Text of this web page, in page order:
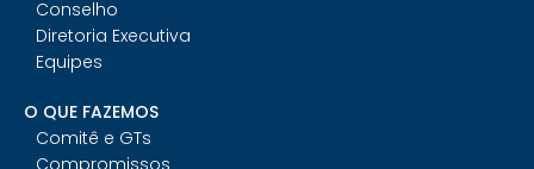
Conselho
Diretoria Executiva
Equipes
O QUE FAZEMOS
Comitê e GTs